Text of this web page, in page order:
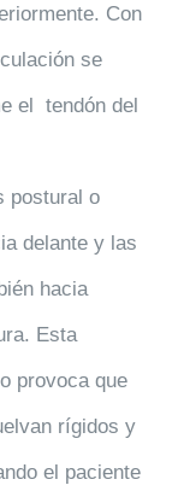
Con
se
el tendón del
postural o
delante y las
hacia
Esta
provoca que
rígidos y
el paciente